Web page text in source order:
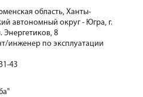
область, Ханты-
автономный округ - Югра, г.
Энергетиков, 8
инженер по эксплуатации
43